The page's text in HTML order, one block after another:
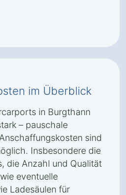
im Überblick
in Burgthann
– pauschale
sind
Insbesondere die
die Anzahl und Qualität
eventuelle
Ladesäulen für